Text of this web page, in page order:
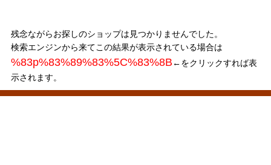
残念ながらお探しのショップは見つかりませんでした。
検索エンジンから来てこの結果が表示されている場合は
%83p%83%89%83%5C%83%8B ←をクリックすれば表
示されます。